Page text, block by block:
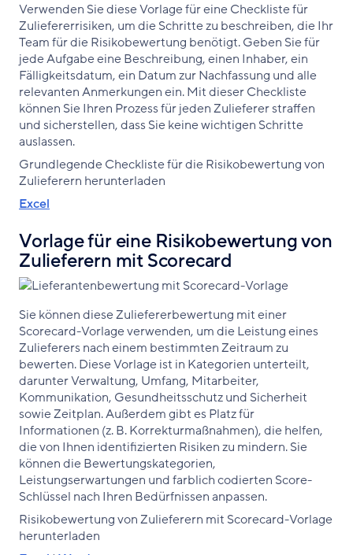
Verwenden Sie diese Vorlage für eine Checkliste für
Zuliefererrisiken, um die Schritte zu beschreiben, die Ihr
Team für die Risikobewertung benötigt. Geben Sie für
jede Aufgabe eine Beschreibung, einen Inhaber, ein
Fälligkeitsdatum, ein Datum zur Nachfassung und alle
relevanten Anmerkungen ein. Mit dieser Checkliste
können Sie Ihren Prozess für jeden Zulieferer straffen
und sicherstellen, dass Sie keine wichtigen Schritte
auslassen.
Grundlegende Checkliste für die Risikobewertung von
Zulieferern herunterladen
Excel
Vorlage für eine Risikobewertung von
Zulieferern mit Scorecard
Sie können diese Zuliefererbewertung mit einer
Scorecard-Vorlage verwenden, um die Leistung eines
Zulieferers nach einem bestimmten Zeitraum zu
bewerten. Diese Vorlage ist in Kategorien unterteilt,
darunter Verwaltung, Umfang, Mitarbeiter,
Kommunikation, Gesundheitsschutz und Sicherheit
sowie Zeitplan. Außerdem gibt es Platz für
Informationen (z. B. Korrekturmaßnahmen), die helfen,
die von Ihnen identifizierten Risiken zu mindern. Sie
können die Bewertungskategorien,
Leistungserwartungen und farblich codierten Score-
Schlüssel nach Ihren Bedürfnissen anpassen.
Risikobewertung von Zulieferern mit Scorecard-Vorlage
herunterladen